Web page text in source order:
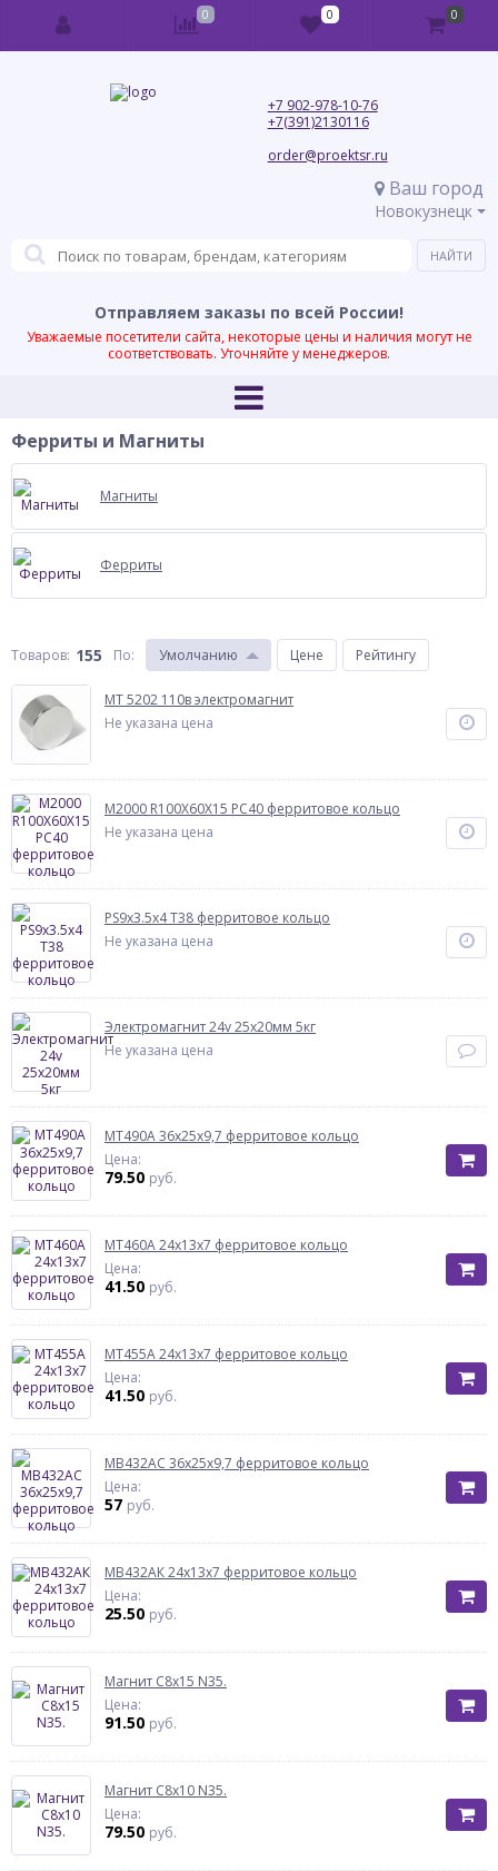
+7 902-978-10-76
+7(391)2130116
order@proektsr.ru
Ваш город
Новокузнецк
Отправляем заказы по всей России!
Уважаемые посетители сайта, некоторые цены и наличия могут не
соответствовать. Уточняйте у менеджеров.
Ферриты и Магниты
Магниты
Ферриты
Товаров: 155 По: Умолчанию Цене Рейтингу
МТ 5202 110в электромагнит
Не указана цена
М2000 R100Х60Х15 PC40 ферритовое кольцо
Не указана цена
PS9x3.5x4 T38 ферритовое кольцо
Не указана цена
Электромагнит 24v 25х20мм 5кг
Не указана цена
МТ490А 36х25х9,7 ферритовое кольцо
Цена:
79.50 руб.
МТ460А 24х13х7 ферритовое кольцо
Цена:
41.50 руб.
МТ455А 24х13х7 ферритовое кольцо
Цена:
41.50 руб.
МВ432АС 36х25х9,7 ферритовое кольцо
Цена:
57 руб.
МВ432АК 24х13х7 ферритовое кольцо
Цена:
25.50 руб.
Магнит С8х15 N35.
Цена:
91.50 руб.
Магнит С8х10 N35.
Цена:
79.50 руб.
0 0 0